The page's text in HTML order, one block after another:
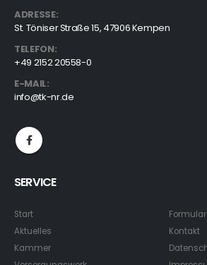
ADRESSE:
St. Töniser Straße 15, 47906 Kempen
TELEFON:
+49 2152 20558-0
E-MAIL:
info@tk-nr.de
SERVICE
Start
Aktuelles
Kammer
Kontakt